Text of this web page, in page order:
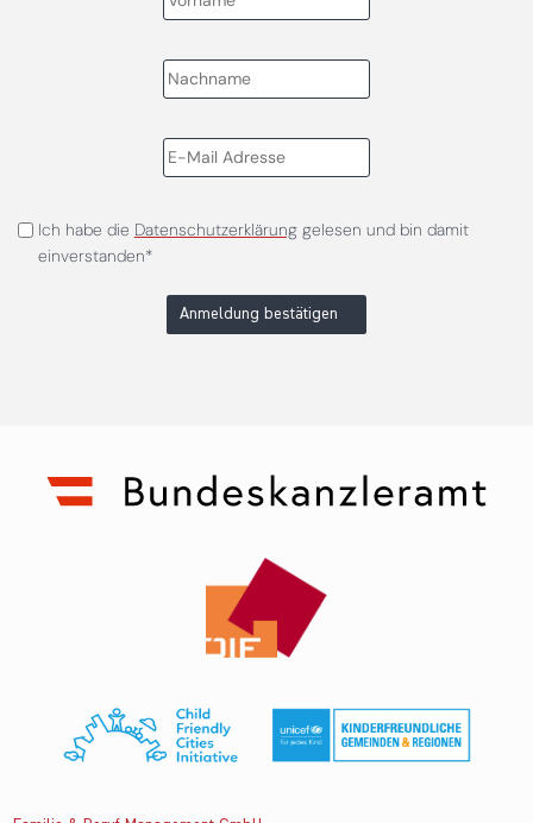
Ich habe die Datenschutzerklärunggelesen und bin damit
einverstanden*
Anmeldung bestätigen